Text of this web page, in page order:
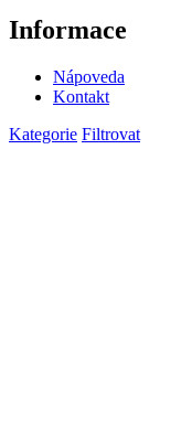
Informace
Nápoveda
Kontakt
Kategorie Filtrovat